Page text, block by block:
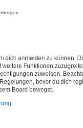
dich anmelden zu können.
Funktionen
zuweisen.
bevor du dich
Board bewegst.